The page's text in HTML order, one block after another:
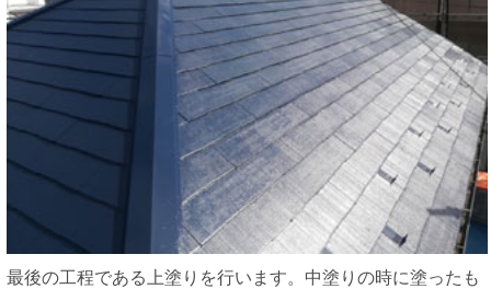
最後の工程である上塗りを行います。中塗りの時に塗ったも